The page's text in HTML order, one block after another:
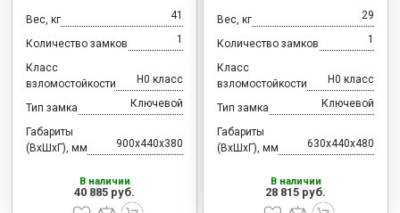
Вес, кг 41
Количество замков 1
Класс
взломостойкости
H0 класс
Тип замка Ключевой
Габариты
(ВхШхГ), мм
900x440x380
В наличии
40 885 руб.
Вес, кг 29
Количество замков 1
Класс
взломостойкости
H0 класс
Тип замка Ключевой
Габариты
(ВхШхГ), мм
630x440x480
В наличии
28 815 руб.